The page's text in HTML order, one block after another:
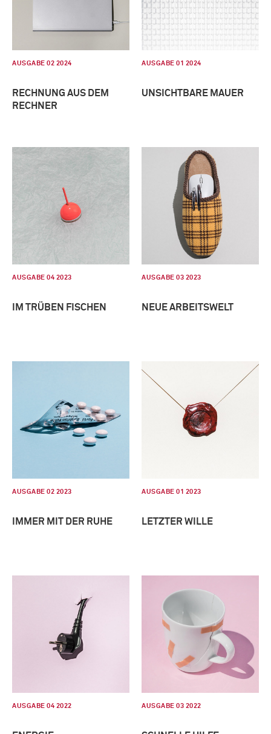
AUSGABE 02 2024
RECHNUNG AUS DEM
RECHNER
AUSGABE 01 2024
UNSICHTBARE MAUER
AUSGABE 04 2023
IM TRÜBEN FISCHEN
AUSGABE 03 2023
NEUE ARBEITSWELT
AUSGABE 02 2023
IMMER MIT DER RUHE
AUSGABE 01 2023
LETZTER WILLE
AUSGABE 04 2022 AUSGABE 03 2022